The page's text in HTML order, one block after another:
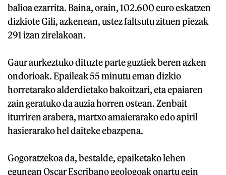
balioa ezarrita. Baina, orain, 102.600 euro eskatzen
dizkiote Gili, azkenean, ustez faltsutu zituen piezak
291 izan zirelakoan.
Gaur aurkeztuko dituzte parte guztiek beren azken
ondorioak. Epaileak 55 minutu eman dizkio
horretarako alderdietako bakoitzari, eta epaiaren
zain geratuko da auzia horren ostean. Zenbait
iturriren arabera, martxo amaierarako edo apiril
hasierarako hel daiteke ebazpena.
Gogoratzekoa da, bestalde, epaiketako lehen
egunean Oscar Escribano geologoak onartu egin